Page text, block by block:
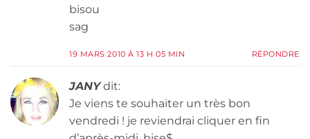
bisou
sag
19 MARS 2010 À 13 H 05 MIN RÉPONDRE
JANY dit:
Je viens te souhaiter un très bon
vendredi ! je reviendrai cliquer en fin